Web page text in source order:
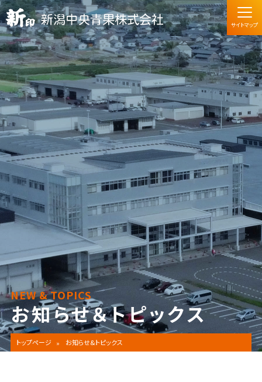
NEW & TOPICS
お知らせ＆トピックス
トップページ お知らせ&トピックス